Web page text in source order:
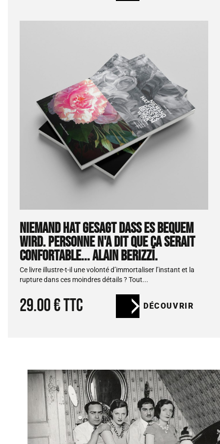
NIEMAND HAT GESAGT DASS ES BEQUEM
WIRD. PERSONNE N'A DIT QUE ÇA SERAIT
CONFORTABLE... ALAIN BERIZZI.
Ce livre illustre-t-il une volonté d’immortaliser l’instant et la
rupture dans ces moindres détails ? Tout...
29.00 € ttc DÉCOUVRIR